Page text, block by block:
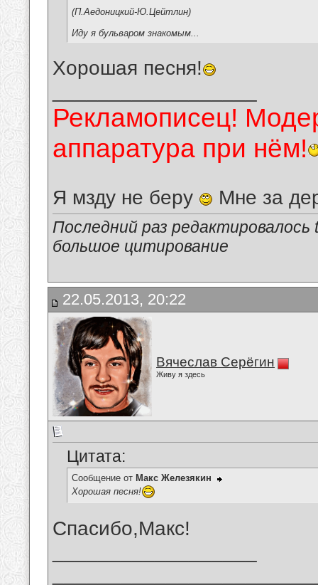
(П.Аедоницкий-Ю.Цейтлин)
Иду я бульваром знакомым...
Хорошая песня!
Рекламописец!
аппаратура при нём!
Я мзду не беру Мне за
Последний раз
большое цитирование
22.05.2013, 20:22
Вячеслав Серёгин
Живу я здесь
Цитата:
Сообщение от Макс Железякин
Хорошая песня!
Спасибо,Макс!